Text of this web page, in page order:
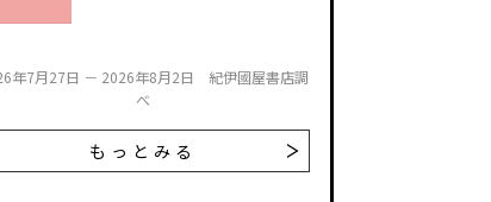
年7月27日 － 2026年8月2日 紀伊國屋書店調
べ
もっとみる